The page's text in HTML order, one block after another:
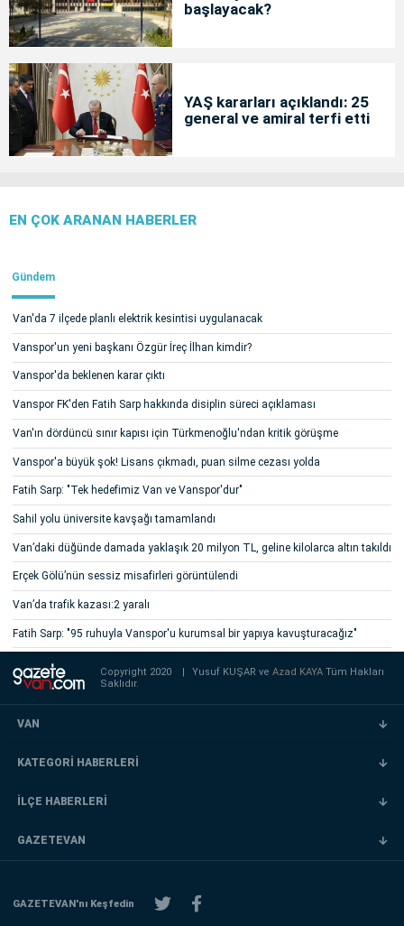
başlayacak?
YAŞ kararları açıklandı: 25
general ve amiral terfi etti
EN ÇOK ARANAN HABERLER
Gündem
Van'da 7 ilçede planlı elektrik kesintisi uygulanacak
Vanspor'un yeni başkanı Özgür İreç İlhan kimdir?
Vanspor'da beklenen karar çıktı
Vanspor FK'den Fatih Sarp hakkında disiplin süreci açıklaması
Van'ın dördüncü sınır kapısı için Türkmenoğlu'ndan kritik görüşme
Vanspor'a büyük şok! Lisans çıkmadı, puan silme cezası yolda
Fatih Sarp: "Tek hedefimiz Van ve Vanspor'dur"
Sahil yolu üniversite kavşağı tamamlandı
Van’daki düğünde damada yaklaşık 20 milyon TL, geline kilolarca altın takıldı
Erçek Gölü’nün sessiz misafirleri görüntülendi
Van’da trafik kazası:2 yaralı
Fatih Sarp: "95 ruhuyla Vanspor'u kurumsal bir yapıya kavuşturacağız"
Copyright 2020 Yusuf KUŞAR veAzad KAYATüm Hakları
Saklıdır.
VAN
KATEGORİ HABERLERİ
İLÇE HABERLERİ
GAZETEVAN
GAZETEVAN'nı Keşfedin